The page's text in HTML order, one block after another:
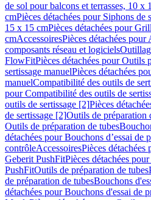
de sol pour balcons et terrasses, 10 x
cmPièces détachées pour Siphons de
15 x 15 cmPièces détachées pour
cmAccessoiresPièces détachées pour
composants réseau et logiciels
FlowFitPièces détachées pour
sertissage manuelPièces détachées
manuelCompatibilité des outils de
pour Compatibilité des outils de
outils de sertissage [2]Pièces
de sertissage [2]Outils de préparation
Outils de préparation de tubes
détachées pour Bouchons d’essai de
contrôleAccessoiresPièces détachées
Geberit PushFitPièces détachées
PushFitOutils de préparation de tubes
de préparation de tubesBouchons
détachées pour Bouchons d'essai de